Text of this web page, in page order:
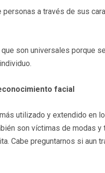
a través de sus
son universales porque
facial
utilizado y extendido en
son víctimas de modas y
Cabe preguntarnos si aun